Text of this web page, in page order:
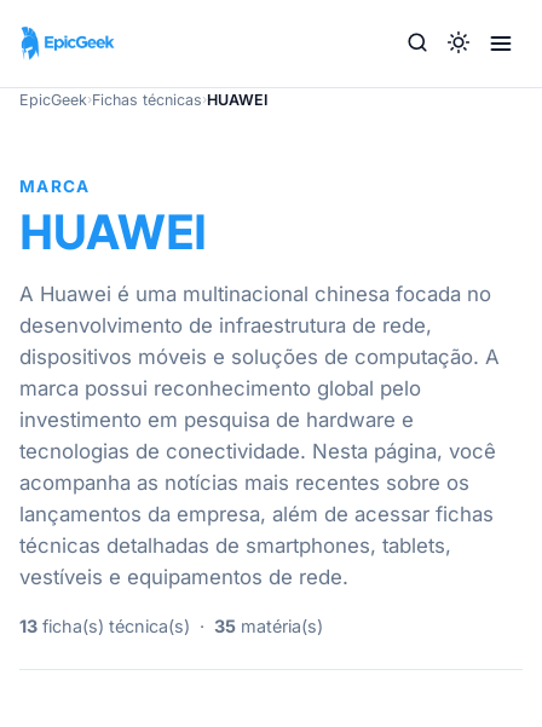
EpicGeek›Fichas técnicas›HUAWEI
MARCA
HUAWEI
A Huawei é uma multinacional chinesa focada no
desenvolvimento de infraestrutura de rede,
dispositivos móveis e soluções de computação. A
marca possui reconhecimento global pelo
investimento em pesquisa de hardware e
tecnologias de conectividade. Nesta página, você
acompanha as notícias mais recentes sobre os
lançamentos da empresa, além de acessar fichas
técnicas detalhadas de smartphones, tablets,
vestíveis e equipamentos de rede.
13 ficha(s) técnica(s) · 35 matéria(s)